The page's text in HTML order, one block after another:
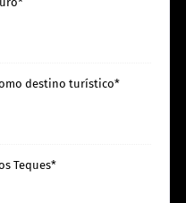
destino turístico*
Teques*